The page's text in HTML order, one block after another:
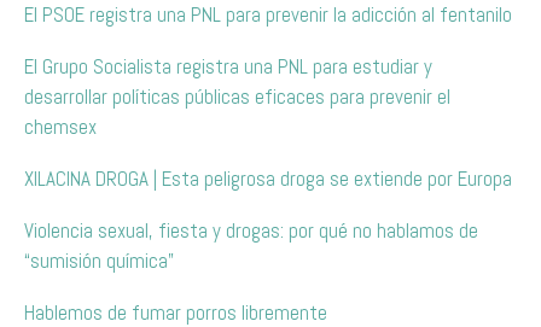
El PSOE registra una PNL para prevenir la adicción al fentanilo
El Grupo Socialista registra una PNL para estudiar y
desarrollar políticas públicas eficaces para prevenir el
chemsex
XILACINA DROGA | Esta peligrosa droga se extiende por Europa
Violencia sexual, fiesta y drogas: por qué no hablamos de
“sumisión química”
Hablemos de fumar porros libremente